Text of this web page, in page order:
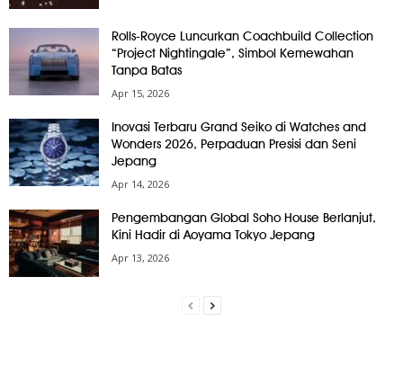
Rolls-Royce Luncurkan Coachbuild Collection
“Project Nightingale”, Simbol Kemewahan
Tanpa Batas
Apr 15, 2026
Inovasi Terbaru Grand Seiko di Watches and
Wonders 2026, Perpaduan Presisi dan Seni
Jepang
Apr 14, 2026
Pengembangan Global Soho House Berlanjut,
Kini Hadir di Aoyama Tokyo Jepang
Apr 13, 2026